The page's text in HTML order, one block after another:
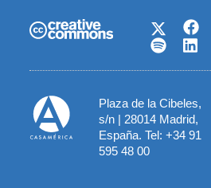
Plaza de la Cibeles,
s/n | 28014 Madrid,
España. Tel: +34 91
595 48 00